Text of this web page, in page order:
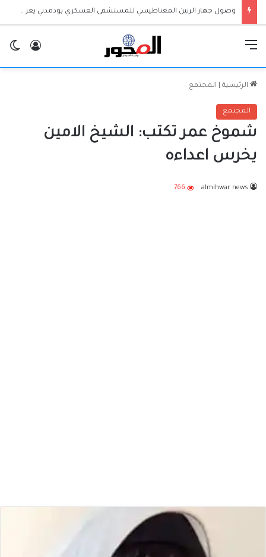
الرئيسية المجتمع
المجتمع
شموخ عمر تكتب: الشيخ الامين
يخرس اعداءه
almihwar news
766